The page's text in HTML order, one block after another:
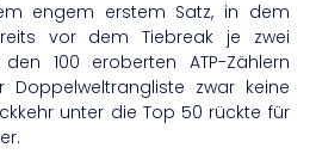
engem erstem Satz, in dem
vor dem Tiebreak je zwei
100 eroberten ATP-Zählern
zwar keine
unter die Top 50 rückte für